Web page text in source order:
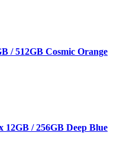
/ 512GB Cosmic Orange
12GB / 256GB Deep Blue